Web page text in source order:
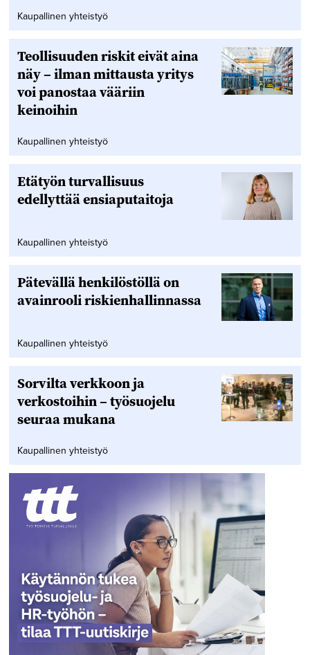
Kaupallinen yhteistyö
Teollisuuden riskit eivät aina
näy – ilman mittausta yritys
voi panostaa vääriin
keinoihin
Kaupallinen yhteistyö
Etätyön turvallisuus
edellyttää ensiaputaitoja
Kaupallinen yhteistyö
Pätevällä henkilöstöllä on
avainrooli riskienhallinnassa
Kaupallinen yhteistyö
Sorvilta verkkoon ja
verkostoihin – työsuojelu
seuraa mukana
Kaupallinen yhteistyö